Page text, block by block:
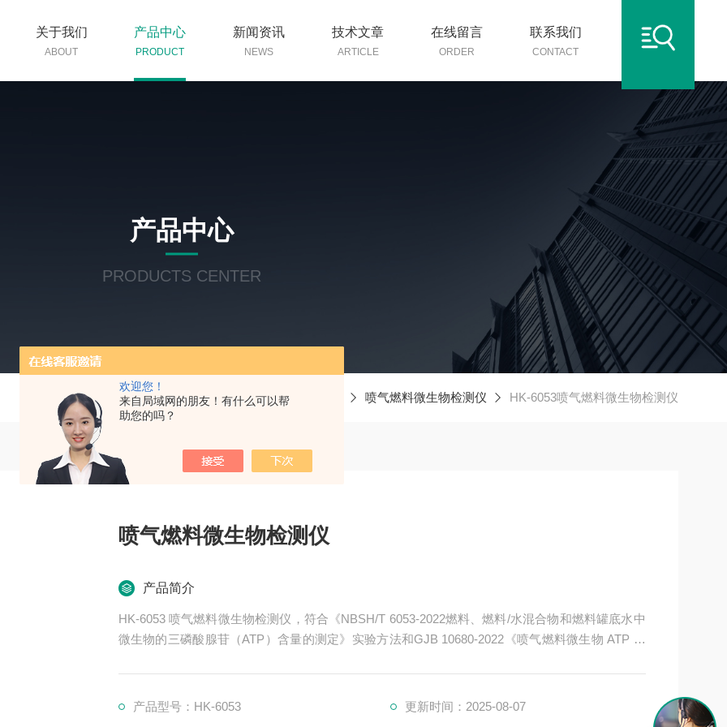
欢迎您！
来自局域网的朋友！有什么可以帮
助您的吗？
关于我们
ABOUT
产品中心
PRODUCT
新闻资讯
NEWS
技术文章
ARTICLE
在线留言
ORDER
联系我们
CONTACT
产品中心
PRODUCTS CENTER
当前位置：首页 产品中心 油品分析仪器 喷气燃料微生物检测仪 HK-6053喷气燃料微生物检测仪
喷气燃料微生物检测仪
产品简介
HK-6053 喷气燃料微生物检测仪，符合《NBSH/T 6053-2022燃料、燃料/水混合物和燃料罐底水中
微生物的三磷酸腺苷（ATP）含量的测定》实验方法和GJB 10680-2022《喷气燃料微生物 ATP 快
产品型号：HK-6053
更新时间：2025-08-07